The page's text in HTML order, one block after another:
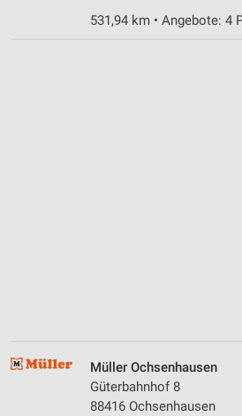
531,94 km • Angebote: 4
Müller Ochsenhausen
Güterbahnhof 8
88416 Ochsenhausen